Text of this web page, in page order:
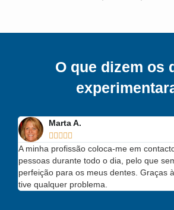
O que dizem os
Marta A.
    
A minha profissão coloca-me em
pessoas durante todo o dia, pelo que
perfeição para os meus dentes. Graças
tive qualquer problema.